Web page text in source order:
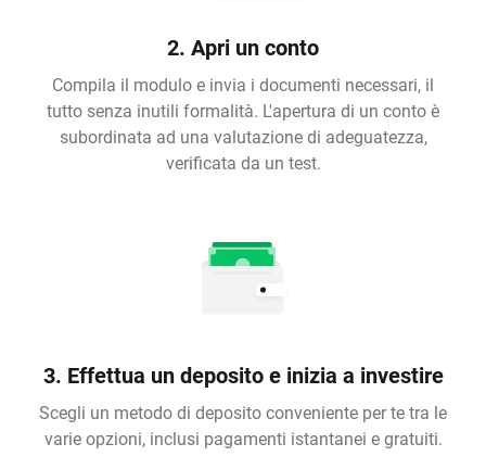
2. Apri un conto
Compila il modulo e invia i documenti necessari, il
tutto senza inutili formalità. L'apertura di un conto è
subordinata ad una valutazione di adeguatezza,
verificata da un test.
3. Effettua un deposito e inizia a investire
Scegli un metodo di deposito conveniente per te tra le
varie opzioni, inclusi pagamenti istantanei e gratuiti.